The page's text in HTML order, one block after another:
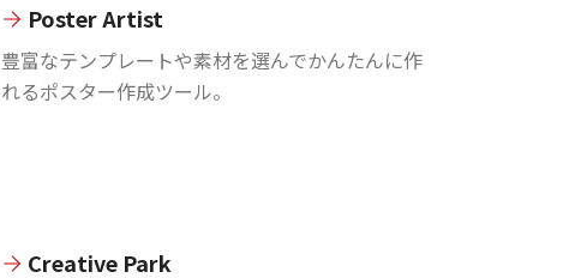
Poster Artist
豊富なテンプレートや素材を選んでかんたんに作
れるポスター作成ツール。
Creative Park